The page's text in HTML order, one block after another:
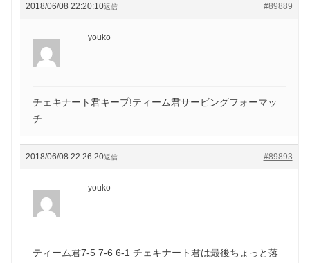
2018/06/08 22:20:10 #89889
返信
youko
チェキナート君キープ!ティーム君サービングフォーマッ
チ
2018/06/08 22:26:20 #89893
返信
youko
ティーム君7-5 7-6 6-1 チェキナート君は最後ちょっと落